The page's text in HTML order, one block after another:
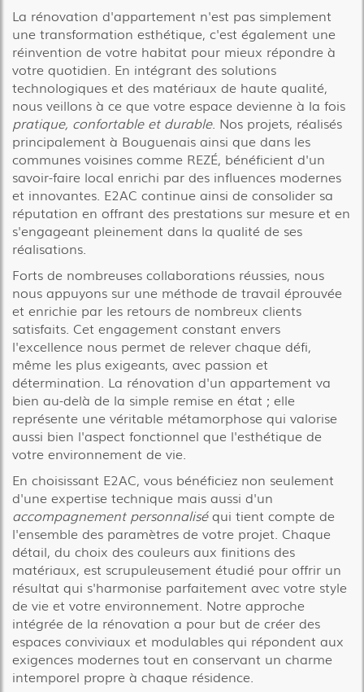
La rénovation d'appartement n'est pas simplement
une transformation esthétique, c'est également une
réinvention de votre habitat pour mieux répondre à
votre quotidien. En intégrant des solutions
technologiques et des matériaux de haute qualité,
nous veillons à ce que votre espace devienne à la fois
pratique, confortable et durable. Nos projets, réalisés
principalement à Bouguenais ainsi que dans les
communes voisines comme REZÉ, bénéficient d'un
savoir-faire local enrichi par des influences modernes
et innovantes. E2AC continue ainsi de consolider sa
réputation en offrant des prestations sur mesure et en
s'engageant pleinement dans la qualité de ses
réalisations.
Forts de nombreuses collaborations réussies, nous
nous appuyons sur une méthode de travail éprouvée
et enrichie par les retours de nombreux clients
satisfaits. Cet engagement constant envers
l'excellence nous permet de relever chaque défi,
même les plus exigeants, avec passion et
détermination. La rénovation d'un appartement va
bien au-delà de la simple remise en état ; elle
représente une véritable métamorphose qui valorise
aussi bien l'aspect fonctionnel que l'esthétique de
votre environnement de vie.
En choisissant E2AC, vous bénéficiez non seulement
d'une expertise technique mais aussi d'un
accompagnement personnaliséqui tient compte de
l'ensemble des paramètres de votre projet. Chaque
détail, du choix des couleurs aux finitions des
matériaux, est scrupuleusement étudié pour offrir un
résultat qui s'harmonise parfaitement avec votre style
de vie et votre environnement. Notre approche
intégrée de la rénovation a pour but de créer des
espaces conviviaux et modulables qui répondent aux
exigences modernes tout en conservant un charme
intemporel propre à chaque résidence.